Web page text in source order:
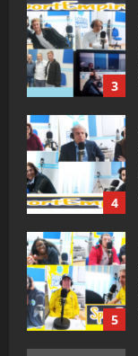
3
4
5